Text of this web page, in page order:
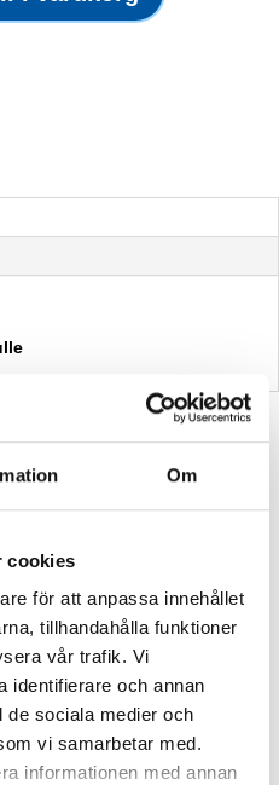
Om
cookies
för att anpassa innehållet
tillhandahålla funktioner
vår trafik. Vi
identifierare och annan
de sociala medier och
vi samarbetar med.
informationen med annan
produkter
SJUKHUS MÄRKN. OXYGEN